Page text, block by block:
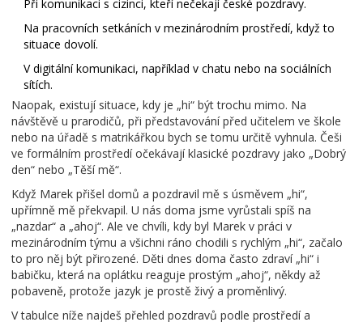
Při komunikaci s cizinci, kteří nečekají české pozdravy.
Na pracovních setkáních v mezinárodním prostředí, když to
situace dovolí.
V digitální komunikaci, například v chatu nebo na sociálních
sítích.
Naopak, existují situace, kdy je „hi“ být trochu mimo. Na
návštěvě u prarodičů, při představování před učitelem ve škole
nebo na úřadě s matrikářkou bych se tomu určitě vyhnula. Češi
ve formálním prostředí očekávají klasické pozdravy jako „Dobrý
den“ nebo „Těší mě“.
Když Marek přišel domů a pozdravil mě s úsměvem „hi“,
upřímně mě překvapil. U nás doma jsme vyrůstali spíš na
„nazdar“ a „ahoj“. Ale ve chvíli, kdy byl Marek v práci v
mezinárodním týmu a všichni ráno chodili s rychlým „hi“, začalo
to pro něj být přirozené. Děti dnes doma často zdraví „hi“ i
babičku, která na oplátku reaguje prostým „ahoj“, někdy až
pobaveně, protože jazyk je prostě živý a proměnlivý.
V tabulce níže najdeš přehled pozdravů podle prostředí a